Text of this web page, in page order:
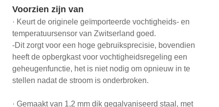
Voorzien zijn van
· Keurt de originele geïmporteerde vochtigheids- en
temperatuursensor van Zwitserland goed.
-Dit zorgt voor een hoge gebruiksprecisie, bovendien
heeft de opbergkast voor vochtigheidsregeling een
geheugenfunctie, het is niet nodig om opnieuw in te
stellen nadat de stroom is onderbroken.
· Gemaakt van 1,2 mm dik gegalvaniseerd staal, met